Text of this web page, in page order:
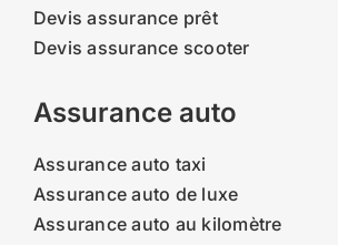
Devis assurance prêt
Devis assurance scooter
Assurance auto
Assurance auto taxi
Assurance auto de luxe
Assurance auto au kilomètre